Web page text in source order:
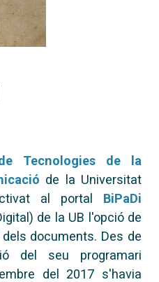
Tecnologies de la
de la Universitat
al portal BiPaDi
de la UB l'opció de
documents. Des de
del seu programari
del 2017 s'havia